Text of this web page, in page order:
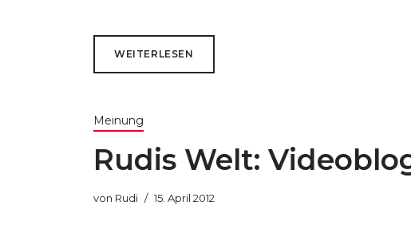
WEITERLESEN
Meinung
Rudis Welt:
von Rudi 15. April 2012